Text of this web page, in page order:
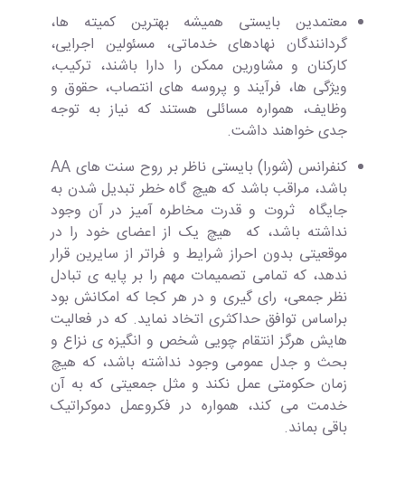
معتمدین بایستی همیشه بهترین کمیته ها،
گردانندگان نهادهای خدماتی، مسئولین اجرایی،
کارکنان و مشاورین ممکن را دارا باشند، ترکیب،
ویژگی ها، فرآیند و پروسه های انتصاب، حقوق و
وظایف، همواره مسائلی هستند که نیاز به توجه
جدی خواهند داشت.
کنفرانس (شورا) بایستی ناظر بر روح سنت های AA
باشد، مراقب باشد که هیچ گاه خطر تبدیل شدن به
جایگاه ثروت و قدرت مخاطره آمیز در آن وجود
نداشته باشد، که هیچ یک از اعضای خود را در
موقعیتی بدون احراز شرایط و فراتر از سایرین قرار
ندهد، که تمامی تصمیمات مهم را بر پایه ی تبادل
نظر جمعی، رای گیری و در هر کجا که امکانش بود
براساس توافق حداکثری اتخاد نماید. که در فعالیت
هایش هرگز انتقام چویی شخص و انگیزه ی نزاع و
بحث و جدل عمومی وجود نداشته باشد، که هیچ
زمان حکومتی عمل نکند و مثل جمعیتی که به آن
خدمت می کند، همواره در فکروعمل دموکراتیک
باقی بماند.